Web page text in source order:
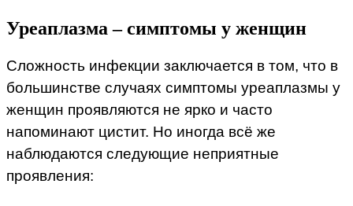
Уреаплазма – симптомы у женщин
Сложность инфекции заключается в том, что в
большинстве случаях симптомы уреаплазмы у
женщин проявляются не ярко и часто
напоминают цистит. Но иногда всё же
наблюдаются следующие неприятные
проявления: